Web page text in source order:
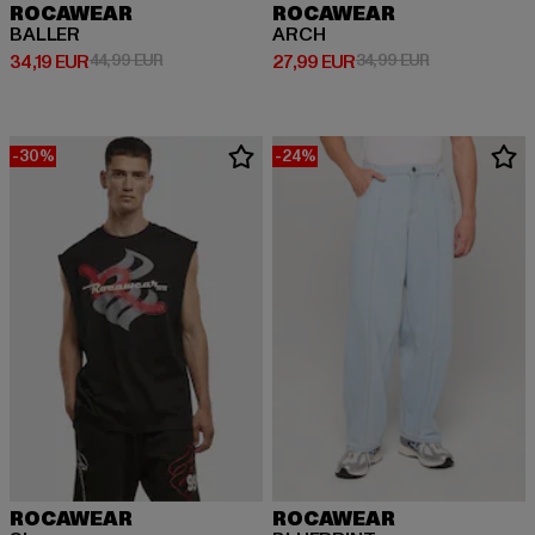
ROCAWEAR
BALLER
34,19 EUR
Derzeitiger Preis: 34,19 EUR
44,99 EURAktionspreis: 44,99 EUR
ROCAWEAR
ARCH
27,99 EUR
Derzeitiger Preis: 27,99 EUR
34,99 EURAktionspreis:
-30%
ROCAWEAR
-24%
ROCAWEAR